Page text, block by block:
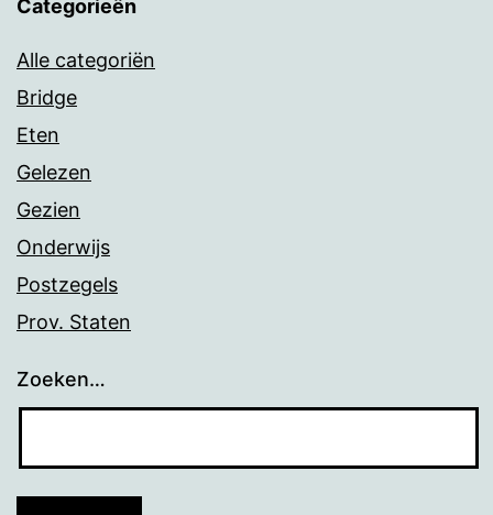
Categorieën
Alle categoriën
Bridge
Eten
Gelezen
Gezien
Onderwijs
Postzegels
Prov. Staten
Zoeken…